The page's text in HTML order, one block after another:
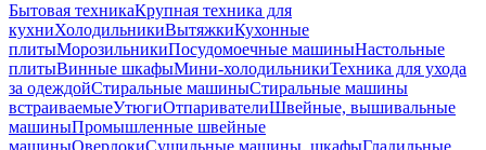
Бытовая техникаКрупная техника для
кухниХолодильникиВытяжкиКухонные
плитыМорозильникиПосудомоечные машиныНастольные
плитыВинные шкафыМини-холодильникиТехника для ухода
за одеждойСтиральные машиныСтиральные машины
встраиваемыеУтюгиОтпаривателиШвейные, вышивальные
машиныПромышленные швейные
машиныОверлокиСушильные машины, шкафыГладильные